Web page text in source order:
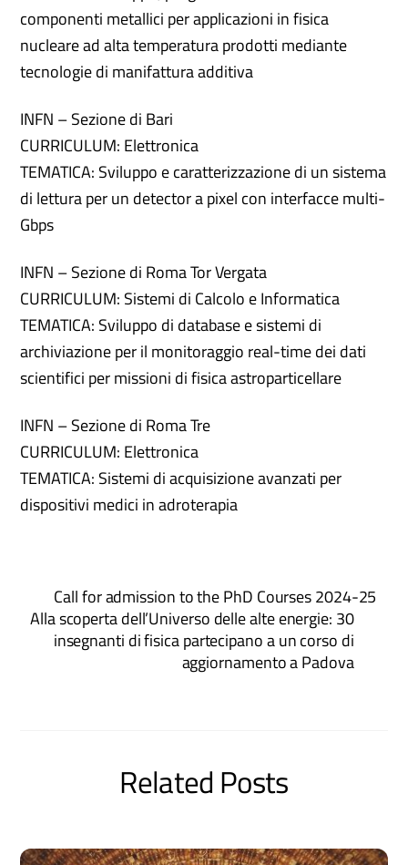
componenti metallici per applicazioni in fisica
nucleare ad alta temperatura prodotti mediante
tecnologie di manifattura additiva
INFN – Sezione di Bari
CURRICULUM: Elettronica
TEMATICA: Sviluppo e caratterizzazione di un sistema
di lettura per un detector a pixel con interfacce multi-
Gbps
INFN – Sezione di Roma Tor Vergata
CURRICULUM: Sistemi di Calcolo e Informatica
TEMATICA: Sviluppo di database e sistemi di
archiviazione per il monitoraggio real-time dei dati
scientifici per missioni di fisica astroparticellare
INFN – Sezione di Roma Tre
CURRICULUM: Elettronica
TEMATICA: Sistemi di acquisizione avanzati per
dispositivi medici in adroterapia
Call for admission to the PhD Courses 2024-25
Alla scoperta dell’Universo delle alte energie: 30
insegnanti di fisica partecipano a un corso di
aggiornamento a Padova
Related Posts